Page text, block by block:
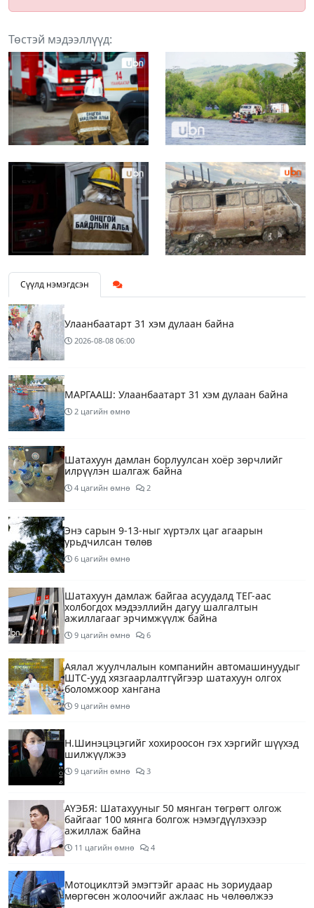
Төстэй мэдээллүүд:
Сүүлд нэмэгдсэн
Улаанбаатарт 31 хэм дулаан байна
2026-08-08 06:00
МАРГААШ: Улаанбаатарт 31 хэм дулаан байна
2 цагийн өмнө
Шатахуун дамлан борлуулсан хоёр зөрчлийг
илрүүлэн шалгаж байна
4 цагийн өмнө 2
Энэ сарын 9-13-ныг хүртэлх цаг агаарын
урьдчилсан төлөв
6 цагийн өмнө
Шатахуун дамлаж байгаа асуудалд ТЕГ-аас
холбогдох мэдээллийн дагуу шалгалтын
ажиллагааг эрчимжүүлж байна
9 цагийн өмнө 6
Аялал жуулчлалын компанийн автомашинуудыг
ШТС-ууд хязгаарлалтгүйгээр шатахуун олгох
боломжоор хангана
9 цагийн өмнө
Н.Шинэцэцэгийг хохироосон гэх хэргийг шүүхэд
шилжүүлжээ
9 цагийн өмнө 3
АҮЭБЯ: Шатахууныг 50 мянган төгрөгт олгож
байгааг 100 мянга болгож нэмэгдүүлэхээр
ажиллаж байна
11 цагийн өмнө 4
Мотоциклтэй эмэгтэйг араас нь зориудаар
мөргөсөн жолоочийг ажлаас нь чөлөөлжээ